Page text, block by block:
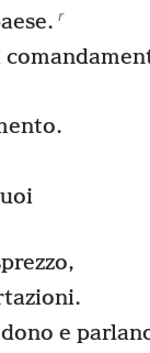
r
e